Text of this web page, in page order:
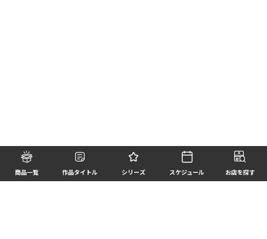
商品一覧 作品タイトル シリーズ スケジュール お店を探す